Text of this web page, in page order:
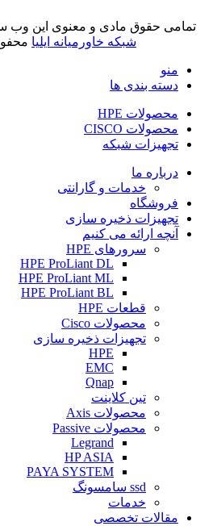
تمامی حقوق مادی و معنوی این وب
شبکه خاورمیانه ایلیا
منو
دسته بندی ها
محصولات HPE
محصولات CISCO
تجهیزات شبکه
درباره ما
خدمات و گارانتی
فروشگاه
تجهیزات ذخیره سازی
آنچه ارائه می کنیم
سرورهای HPE
HPE ProLiant DL
HPE ProLiant ML
HPE ProLiant BL
قطعات HPE
محصولات Cisco
تجهیزات ذخیره سازی
HPE
EMC
Qnap
تین کلاینت
محصولات Axis
محصولات Passive
Legrand
HP ASIA
PAYA SYSTEM
ssd سامسونگ
خدمات
مقالات تخصصی